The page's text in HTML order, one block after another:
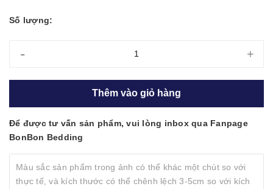
Số lượng:
- +
Thêm vào giỏ hàng
Để được tư vấn sản phẩm, vui lòng inbox qua Fanpage
BonBon Bedding
Màu sắc sản phẩm trong ảnh có thể khác một chút so với
thực tế, và kích thước có thể chênh lệch 3-5cm so với kích